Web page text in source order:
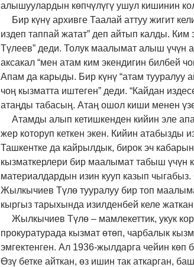
алышуулардын көпчүлүгү ушул кишинин
Бир күнү архивге Таалай аттуу жигит
издеп таппай жатат” деп айтып калды. Ким
Түлеев” деди. Толук маалымат алыш үчүн
аксакал “мен атам ким экендигин билбей
Апам да карыды. Бир күнү “атам тууралуу
чоң кызматта иштеген” деди. “Кайдан
атаңды табасың. Атаң ошол киши менен
Атамды алып кетишкенден кийин эле
жер которуп кеткен экен. Кийин атабызды
Ташкентке да кайрылдык, бирок эч
кызматкерлери бир маалымат табыш үчүн
материалдардын изин кууп казып
Жылкычиев Түлө тууралуу бир топ
кыргыз тарыхында изилденбей келе
Жылкычиев Түлө – мамлекеттик, укук
прокуратурада кызмат өтөп, чарбалык
эмгектенген. Ал 1936-жылдарга чейин көп
Өзү бетке айткан, өз ишин так аткарган,